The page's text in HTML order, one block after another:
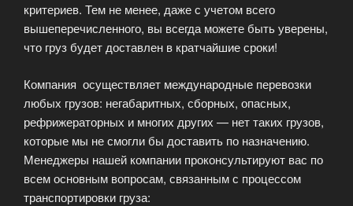
критериев. Тем не менее, даже с учетом всего
вышеперечисленного, вы всегда можете быть уверены,
что груз будет доставлен в кратчайшие сроки!
Компания осуществляет международные перевозки
любых грузов: негабаритных, сборных, опасных,
рефрижераторных и многих других — нет таких грузов,
которые мы не смогли бы доставить по назначению.
Менеджеры нашей компании проконсультируют вас по
всем основным вопросам, связанным с процессом
транспортировки груза: